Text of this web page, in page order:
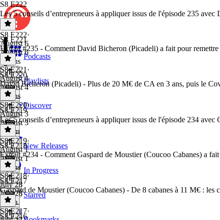
Podcasts
Playlists
Discover
New Releases
In Progress
Starred
S8 E222
Les 5 conseils d’entrepreneurs à appliquer issus de l'épisode 235
S8 E222·
August 6
August 6
6 mins
S8 E221
Extrait #235 - Comment David Bicheron (Picadeli) a fait pour
S8 E221 ·
August 4
August 4
3 mins
S8 E220
David Bicheron (Picadeli) - Plus de 20 M€ de CA en 3 ans, puis le
S8 E220·
August 3
August 3
1h 5m
S8 E219
Les 5 conseils d’entrepreneurs à appliquer issus de l'épisode 234
S8 E219·
August 1
August 1
7 mins
S8 E218
Extrait #234 - Comment Gaspard de Moustier (Coucoo Cabanes) a fait
S8 E218·
July 28
July 28
1 min
S8 E217
Gaspard de Moustier (Coucoo Cabanes) - De 8 cabanes à 11 M€ : les
S8 E217·
S8 E216